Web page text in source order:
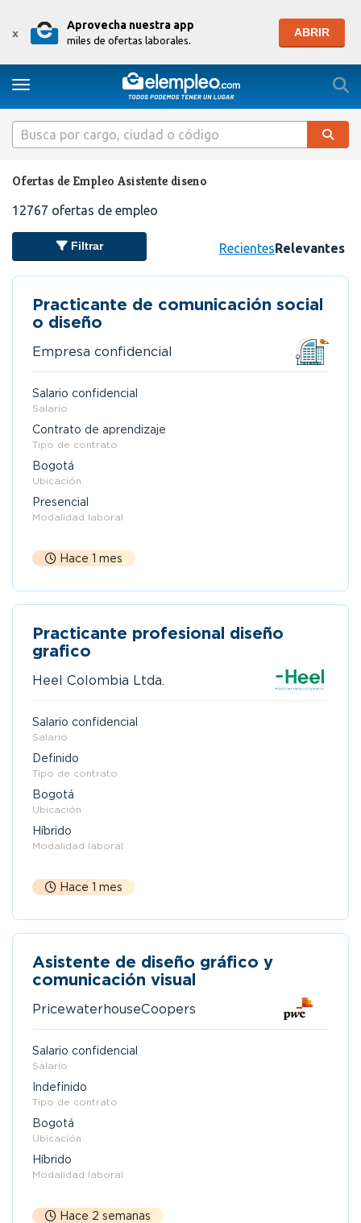
x
Aprovecha nuestra app
miles de ofertas laborales.
ABRIR
Toggle navigation
Ofertas de Empleo Asistente diseno
12767 ofertas de empleo
Filtrar RecientesRelevantes
Practicante de comunicación social
o diseño
Empresa confidencial
Salario confidencial
Salario
Contrato de aprendizaje
Tipo de contrato
Bogotá
Ubicación
Presencial
Modalidad laboral
Hace 1 mes
Practicante profesional diseño
grafico
Heel Colombia Ltda.
Salario confidencial
Salario
Definido
Tipo de contrato
Bogotá
Ubicación
Híbrido
Modalidad laboral
Hace 1 mes
Asistente de diseño gráfico y
comunicación visual
PricewaterhouseCoopers
Salario confidencial
Salario
Indefinido
Tipo de contrato
Bogotá
Ubicación
Híbrido
Modalidad laboral
Hace 2 semanas